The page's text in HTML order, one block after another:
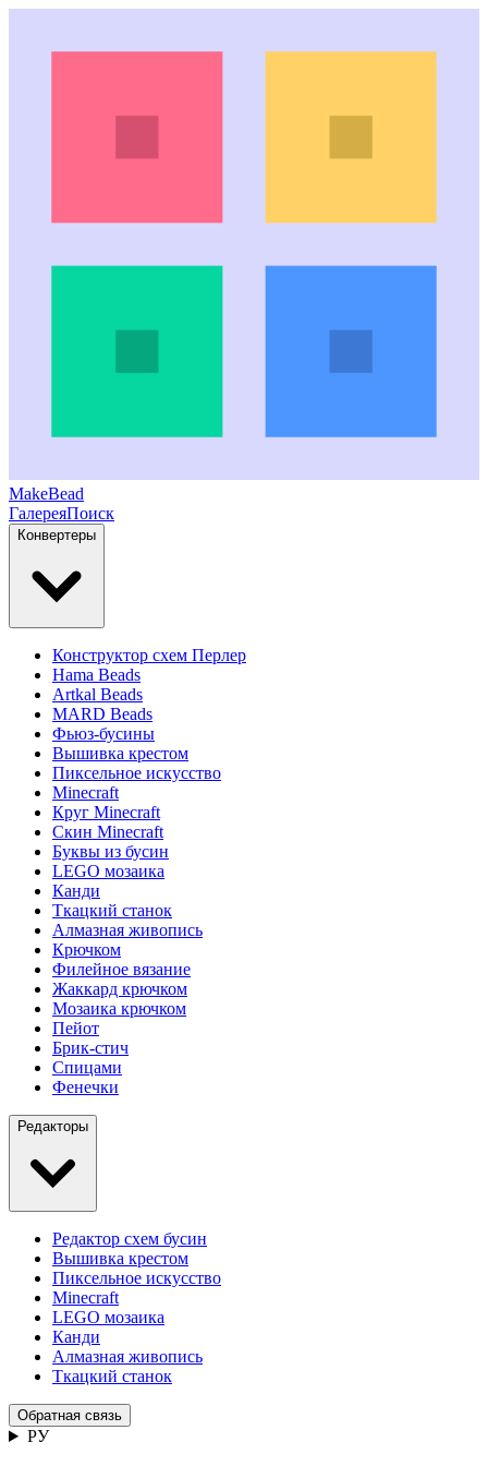
MakeBead
ГалереяПоиск
Конвертеры
Конструктор схем Перлер
Hama Beads
Artkal Beads
MARD Beads
Фьюз-бусины
Вышивка крестом
Пиксельное искусство
Minecraft
Круг Minecraft
Скин Minecraft
Буквы из бусин
LEGO мозаика
Канди
Ткацкий станок
Алмазная живопись
Крючком
Филейное вязание
Жаккард крючком
Мозаика крючком
Пейот
Брик-стич
Спицами
Фенечки
Редакторы
Редактор схем бусин
Вышивка крестом
Пиксельное искусство
Minecraft
LEGO мозаика
Канди
Алмазная живопись
Ткацкий станок
Обратная связь
РУ